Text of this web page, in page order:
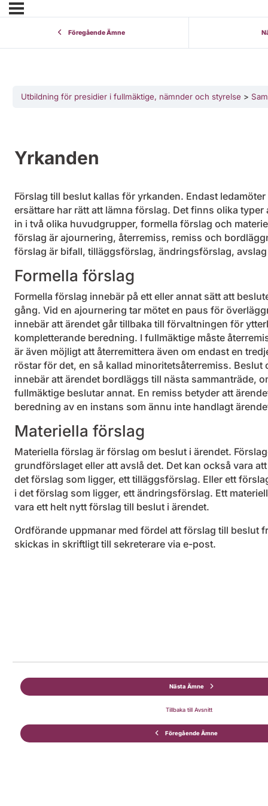
Föregående Ämne
Utbildning för presidier i fullmäktige, nämnder och styrelse
Yrkanden
Förslag till beslut kallas för yrkanden. Endast
ersättare har rätt att lämna förslag. Det finns olika
in i två olika huvudgrupper, formella förslag och
förslag är ajournering, återremiss, remiss och
förslag är bifall, tilläggsförslag, ändringsförslag,
Formella förslag
Formella förslag innebär på ett eller annat sätt att
gång. Vid en ajournering tar mötet en paus för
innebär att ärendet går tillbaka till förvaltningen för
kompletterande beredning. I fullmäktige måste
är även möjligt att återremittera även om endast en
röstar för det, en så kallad minoritetsåterremiss. Beslut
innebär att ärendet bordläggs till nästa sammanträde,
fullmäktige beslutar annat. En remiss betyder att
beredning av en instans som ännu inte handlagt
Materiella förslag
Materiella förslag är förslag om beslut i ärendet.
grundförslaget eller att avslå det. Det kan också vara
det förslag som ligger, ett tilläggsförslag. Eller ett
i det förslag som ligger, ett ändringsförslag. Ett
vara ett helt nytt förslag till beslut i ärendet.
Ordförande uppmanar med fördel att förslag till beslut
skickas in skriftligt till sekreterare via e-post.
Föregående Ämne
Tillbaka till Avsnitt
Nästa Ämne